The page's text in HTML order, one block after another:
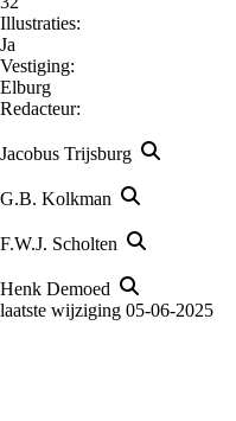
Illustraties:
Ja
Vestiging:
Elburg
Redacteur:
Jacobus Trijsburg
G.B. Kolkman
F.W.J. Scholten
Henk Demoed
laatste wijziging 05-06-2025